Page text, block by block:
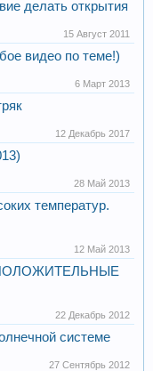
делать открытия
15 Август 2011
видео по теме!)
6 Март 2013
12 Декабрь 2017
28 Май 2013
температур.
12 Май 2013
ПОЛОЖИТЕЛЬНЫЕ
22 Декабрь 2012
системе
27 Сентябрь 2012